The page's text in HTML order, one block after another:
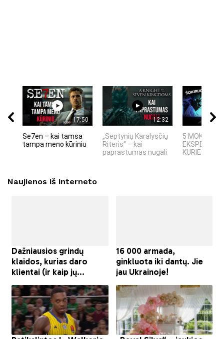
17:50
Se7en – kai tamsa
tampa meno kūriniu
12:32
„Septynių Karalysčių
Riteris" – kai
paprastumas nugali
5 MOKSLINIAI
KURIE
Naujienos iš interneto